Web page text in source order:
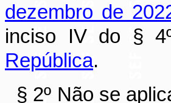
dezembro de
inciso IV do §
República.
§ 2º Não se